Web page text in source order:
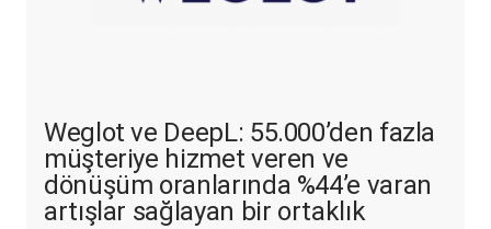
Weglot ve DeepL: 55.000’den fazla
müşteriye hizmet veren ve
dönüşüm oranlarında %44’e varan
artışlar sağlayan bir ortaklık